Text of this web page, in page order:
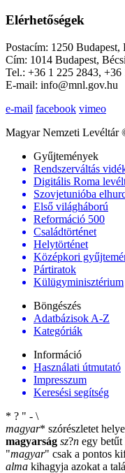
Elérhetőségek
Postacím: 1250 Budapest,
Cím: 1014 Budapest,
Tel.: +36 1 225 2843, +36
E-mail: info@mnl.gov.hu
e-mail facebook vimeo
Magyar Nemzeti Levéltár
Gyűjtemények
Rendszerváltás
Digitális Roma
Szovjetunióba
Első világháború
Reformáció 500
Családtörténet
Helytörténet
Középkori
Pártiratok
Külügyminisztérium
Böngészés
Adatbázisok A-Z
Kategóriák
Információ
Használati útmutató
Impresszum
Keresési segítség
* ? " - \
magyar* szórészletet
magyarság sz?n egy betűt
"magyar" csak a pontos
alma kihagyja azokat a